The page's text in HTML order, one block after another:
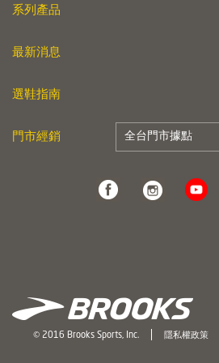
系列產品
最新消息
選鞋指南
門市經銷 全台門市據點
© 2016 Brooks Sports, Inc. 隱私權政策